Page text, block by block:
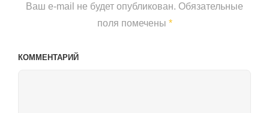
Ваш e-mail не будет опубликован. Обязательные
поля помечены *
КОММЕНТАРИЙ